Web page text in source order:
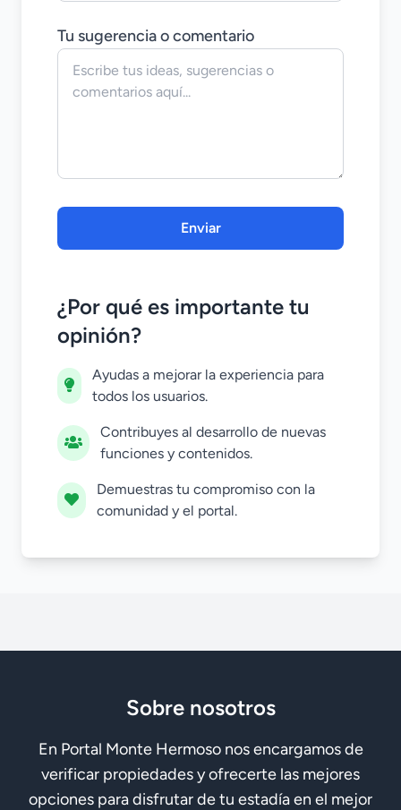
Tu sugerencia o comentario
Enviar
¿Por qué es importante tu
opinión?
Ayudas a mejorar la experiencia para
todos los usuarios.
Contribuyes al desarrollo de nuevas
funciones y contenidos.
Demuestras tu compromiso con la
comunidad y el portal.
Sobre nosotros
En Portal Monte Hermoso nos encargamos de
verificar propiedades y ofrecerte las mejores
opciones para disfrutar de tu estadía en el mejor